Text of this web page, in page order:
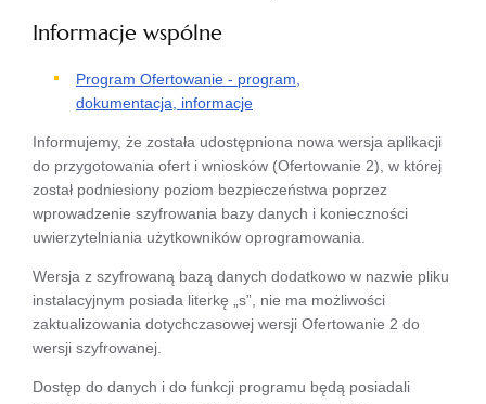
Informacje wspólne
Program Ofertowanie - program,
dokumentacja, informacje
Informujemy, że została udostępniona nowa wersja aplikacji
do przygotowania ofert i wniosków (Ofertowanie 2), w której
został podniesiony poziom bezpieczeństwa poprzez
wprowadzenie szyfrowania bazy danych i konieczności
uwierzytelniania użytkowników oprogramowania.
Wersja z szyfrowaną bazą danych dodatkowo w nazwie pliku
instalacyjnym posiada literkę „s”, nie ma możliwości
zaktualizowania dotychczasowej wersji Ofertowanie 2 do
wersji szyfrowanej.
Dostęp do danych i do funkcji programu będą posiadali